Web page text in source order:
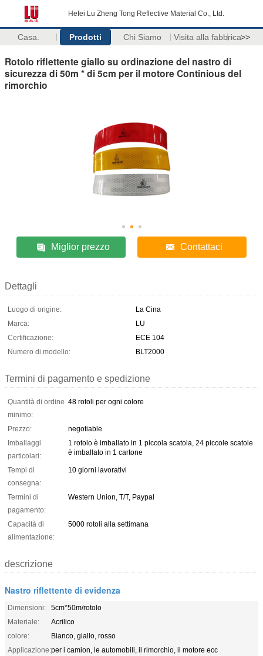
Hefei Lu Zheng Tong Reflective Material Co., Ltd.
Casa. Prodotti Chi Siamo Visita alla fabbrica>>
Rotolo riflettente giallo su ordinazione del nastro di
sicurezza di 50m * di 5cm per il motore Continious del
rimorchio
Miglior prezzo Contattaci
Dettagli
Luogo di origine:
La Cina
Marca:
LU
Certificazione:
ECE 104
Numero di modello:
BLT2000
Termini di pagamento e spedizione
Quantità di ordine
minimo:
48 rotoli per ogni colore
Prezzo:
negotiable
Imballaggi
particolari:
1 rotolo è imballato in 1 piccola scatola, 24 piccole scatole
è imballato in 1 cartone
Tempi di
consegna:
10 giorni lavorativi
Termini di
pagamento:
Western Union, T/T, Paypal
Capacità di
alimentazione:
5000 rotoli alla settimana
descrizione
Nastro riflettente di evidenza
Dimensioni:
5cm*50m/rotolo
Materiale:
Acrilico
colore:
Bianco, giallo, rosso
Applicazione:per i camion, le automobili, il rimorchio, il motore ecc